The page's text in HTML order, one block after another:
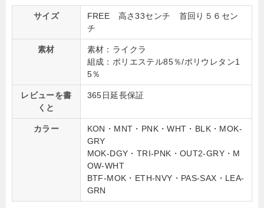
サイズ
FREE 高さ33センチ 首回り５６セン
チ
素材
素材：ライクラ
組成：ポリエステル85％/ポリウレタン1
5％
レビューを書
くと
365日延長保証
カラー
KON・MNT・PNK・WHT・BLK・MOK-
GRY
MOK-DGY・TRI-PNK・OUT2-GRY・M
OW-WHT
BTF-MOK・ETH-NVY・PAS-SAX・LEA-
GRN